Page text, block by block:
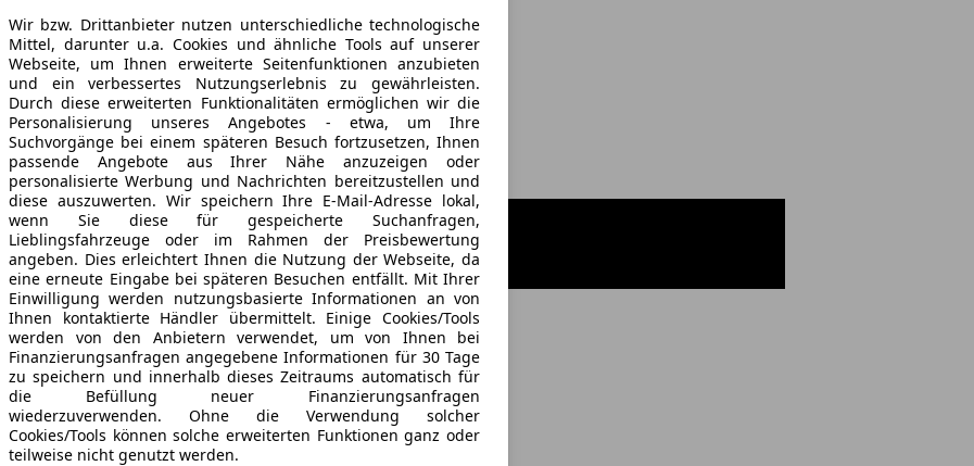
Wir bzw. Drittanbieter nutzen unterschiedliche technologische
Mittel, darunter u.a. Cookies und ähnliche Tools auf unserer
Webseite, um Ihnen erweiterte Seitenfunktionen anzubieten
und ein verbessertes Nutzungserlebnis zu gewährleisten.
Durch diese erweiterten Funktionalitäten ermöglichen wir die
Personalisierung unseres Angebotes - etwa, um Ihre
Suchvorgänge bei einem späteren Besuch fortzusetzen, Ihnen
passende Angebote aus Ihrer Nähe anzuzeigen oder
personalisierte Werbung und Nachrichten bereitzustellen und
diese auszuwerten. Wir speichern Ihre E-Mail-Adresse lokal,
wenn Sie diese für gespeicherte Suchanfragen,
Lieblingsfahrzeuge oder im Rahmen der Preisbewertung
angeben. Dies erleichtert Ihnen die Nutzung der Webseite, da
eine erneute Eingabe bei späteren Besuchen entfällt. Mit Ihrer
Einwilligung werden nutzungsbasierte Informationen an von
Ihnen kontaktierte Händler übermittelt. Einige Cookies/Tools
werden von den Anbietern verwendet, um von Ihnen bei
Finanzierungsanfragen angegebene Informationen für 30 Tage
zu speichern und innerhalb dieses Zeitraums automatisch für
die Befüllung neuer Finanzierungsanfragen
wiederzuverwenden. Ohne die Verwendung solcher
Cookies/Tools können solche erweiterten Funktionen ganz oder
teilweise nicht genutzt werden.